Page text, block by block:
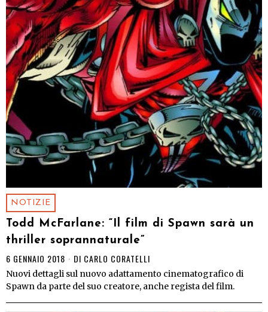
NOTIZIE
Todd McFarlane: “Il film di Spawn sarà un
thriller soprannaturale”
6 GENNAIO 2018 DI CARLO CORATELLI
Nuovi dettagli sul nuovo adattamento cinematografico di
Spawn da parte del suo creatore, anche regista del film.